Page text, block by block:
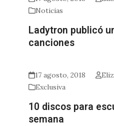
Noticias
Ladytron publicó
canciones
17 agosto, 2018
Exclusiva
10 discos para
semana